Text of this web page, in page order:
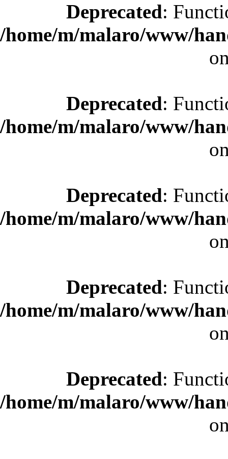
Deprecated:
/home/m/malaro/www/
Deprecated:
/home/m/malaro/www/
Deprecated:
/home/m/malaro/www/
Deprecated:
/home/m/malaro/www/
Deprecated:
/home/m/malaro/www/